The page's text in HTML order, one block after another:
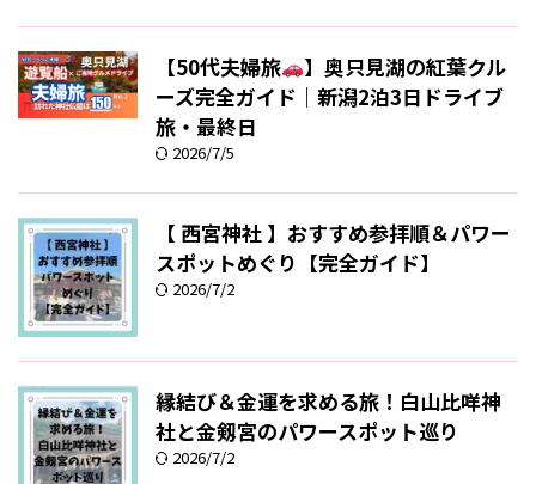
【50代夫婦旅
】奥只見湖の紅葉クル
ーズ完全ガイド｜新潟2泊3日ドライブ
旅・最終日
2026/7/5
【 西宮神社 】おすすめ参拝順＆パワー
スポットめぐり【完全ガイド】
2026/7/2
縁結び＆金運を求める旅！白山比咩神
社と金剱宮のパワースポット巡り
2026/7/2